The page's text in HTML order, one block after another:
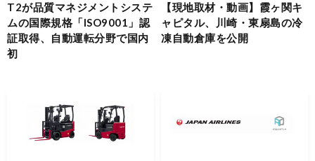
T2が品質マネジメントシステ
ムの国際規格「ISO9001」認
証取得、自動運転分野で国内
初
【現地取材・動画】霞ヶ関キ
ャピタル、川崎・東扇島の冷
凍自動倉庫を公開